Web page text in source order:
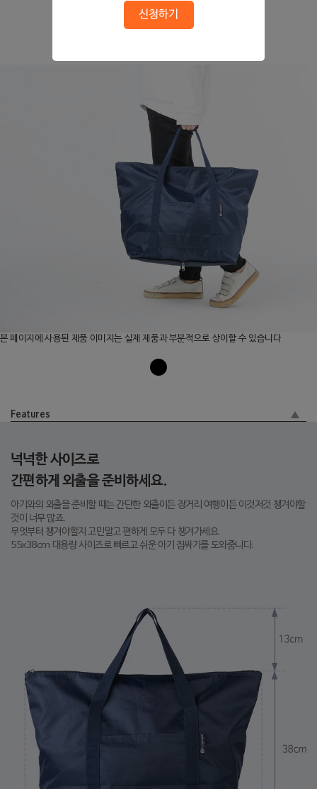
Foldable Luggage Bag
본 페이지에 사용된 제품 이미지는 실제 제품과 부분적으로 상이할 수 있습니다
Features
넉넉한 사이즈로
간편하게 외출을 준비하세요.
아기와의 외출을 준비할 때는 간단한 외출이든 장거리 여행이든 이것저것 챙겨야할
것이 너무 많죠.
무엇부터 챙겨야할지 고민말고 편하게 모두 다 챙겨가세요.
55x38cm 대용량 사이즈로 빠르고 쉬운 아기 짐싸기를 도와줍니다.
신청하기